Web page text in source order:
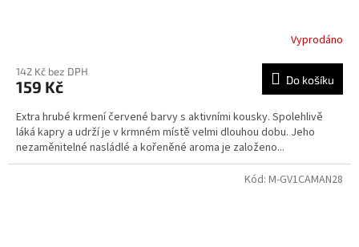
Vyprodáno
142 Kč bez DPH
159 Kč Do košíku
Extra hrubé krmení červené barvy s aktivními kousky. Spolehlivě
láká kapry a udrží je v krmném místě velmi dlouhou dobu. Jeho
nezaměnitelné nasládlé a kořeněné aroma je založeno...
Kód: M-GV1CAMAN28